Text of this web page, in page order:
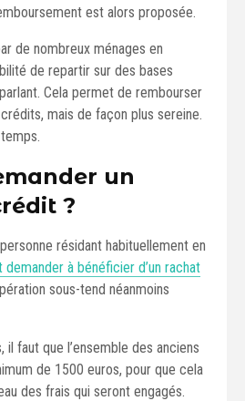
est alors proposée.
de nombreux ménages en
de repartir sur des bases
Cela permet de rembourser
mais de façon plus sereine.
un
?
résidant habituellement en
demander à bénéficier d’un rachat
sous-tend néanmoins
il faut que l’ensemble des anciens
de 1500 euros, pour que cela
des frais qui seront engagés.